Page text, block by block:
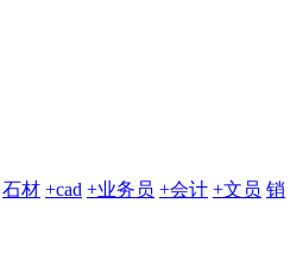
石材 +cad +业务员 +会计 +文员 销